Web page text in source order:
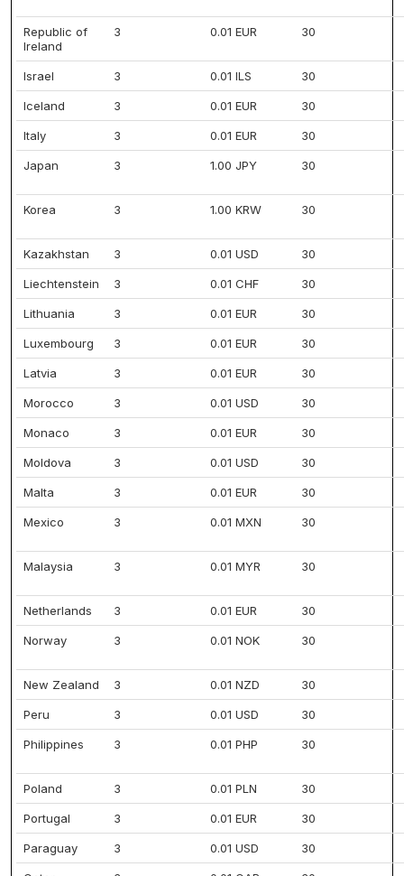
Republic of
Ireland
3 0.01 EUR 30
Israel 3 0.01 ILS 30
Iceland 3 0.01 EUR 30
Italy 3 0.01 EUR 30
Japan 3 1.00 JPY 30
Korea 3 1.00 KRW 30
Kazakhstan 3 0.01 USD 30
Liechtenstein 3 0.01 CHF 30
Lithuania 3 0.01 EUR 30
Luxembourg 3 0.01 EUR 30
Latvia 3 0.01 EUR 30
Morocco 3 0.01 USD 30
Monaco 3 0.01 EUR 30
Moldova 3 0.01 USD 30
Malta 3 0.01 EUR 30
Mexico 3 0.01 MXN 30
Malaysia 3 0.01 MYR 30
Netherlands 3 0.01 EUR 30
Norway 3 0.01 NOK 30
New Zealand 3 0.01 NZD 30
Peru 3 0.01 USD 30
Philippines 3 0.01 PHP 30
Poland 3 0.01 PLN 30
Portugal 3 0.01 EUR 30
Paraguay 3 0.01 USD 30